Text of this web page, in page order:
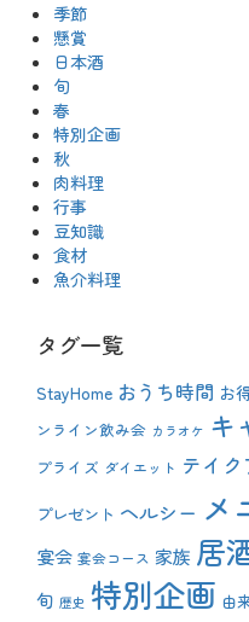
季節
懸賞
日本酒
旬
春
特別企画
秋
肉料理
行事
豆知識
食材
魚介料理
タグ一覧
StayHome おうち時間 お
ンライン飲み会 カラオケ キ
プライズ ダイエット テイク
プレゼント ヘルシー メ
宴会 宴会コース 家族 居
旬 歴史 特別企画 由